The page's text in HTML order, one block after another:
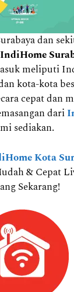
dan
IndiHome
meliputi
kota-kota
cepat dan
dari
sediakan.
Kota
& Cepat
Sekarang!